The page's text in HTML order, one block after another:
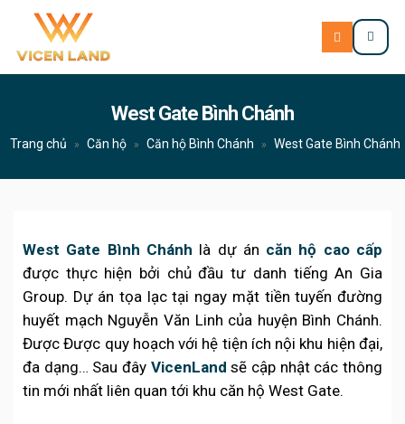
West Gate Bình Chánh
Trang chủ » Căn hộ » Căn hộ Bình Chánh » West Gate Bình Chánh
West Gate Bình Chánh là dự án căn hộ cao cấp
được thực hiện bởi chủ đầu tư danh tiếng An Gia
Group. Dự án tọa lạc tại ngay mặt tiền tuyến đường
huyết mạch Nguyễn Văn Linh của huyện Bình Chánh.
Được Được quy hoạch với hệ tiện ích nội khu hiện đại,
đa dạng… Sau đây VicenLand sẽ cập nhật các thông
tin mới nhất liên quan tới khu căn hộ West Gate.